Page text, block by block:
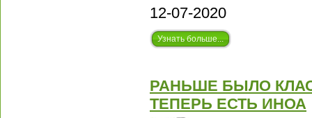
12-07-2020
Узнать больше...
РАНЬШЕ БЫЛО
ТЕПЕРЬ ЕСТЬ ИНОА